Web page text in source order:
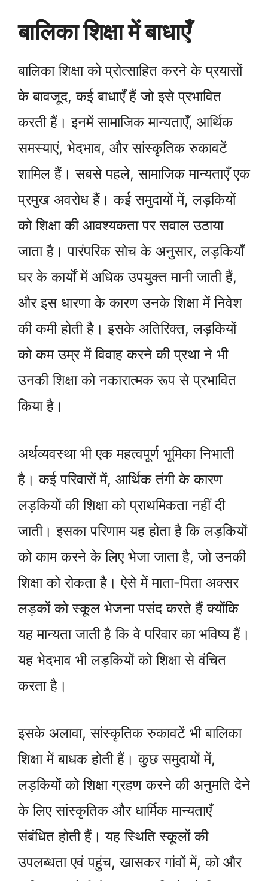
बालिका शिक्षा में बाधाएँ
बालिका शिक्षा को प्रोत्साहित करने के प्रयासों
के बावजूद, कई बाधाएँ हैं जो इसे प्रभावित
करती हैं। इनमें सामाजिक मान्यताएँ, आर्थिक
समस्याएं, भेदभाव, और सांस्कृतिक रुकावटें
शामिल हैं। सबसे पहले, सामाजिक मान्यताएँ एक
प्रमुख अवरोध हैं। कई समुदायों में, लड़कियों
को शिक्षा की आवश्यकता पर सवाल उठाया
जाता है। पारंपरिक सोच के अनुसार, लड़कियाँ
घर के कार्यों में अधिक उपयुक्त मानी जाती हैं,
और इस धारणा के कारण उनके शिक्षा में निवेश
की कमी होती है। इसके अतिरिक्त, लड़कियों
को कम उम्र में विवाह करने की प्रथा ने भी
उनकी शिक्षा को नकारात्मक रूप से प्रभावित
किया है।
अर्थव्यवस्था भी एक महत्वपूर्ण भूमिका निभाती
है। कई परिवारों में, आर्थिक तंगी के कारण
लड़कियों की शिक्षा को प्राथमिकता नहीं दी
जाती। इसका परिणाम यह होता है कि लड़कियों
को काम करने के लिए भेजा जाता है, जो उनकी
शिक्षा को रोकता है। ऐसे में माता-पिता अक्सर
लड़कों को स्कूल भेजना पसंद करते हैं क्योंकि
यह मान्यता जाती है कि वे परिवार का भविष्य हैं।
यह भेदभाव भी लड़कियों को शिक्षा से वंचित
करता है।
इसके अलावा, सांस्कृतिक रुकावटें भी बालिका
शिक्षा में बाधक होती हैं। कुछ समुदायों में,
लड़कियों को शिक्षा ग्रहण करने की अनुमति देने
के लिए सांस्कृतिक और धार्मिक मान्यताएँ
संबंधित होती हैं। यह स्थिति स्कूलों की
उपलब्धता एवं पहुंच, खासकर गांवों में, को और